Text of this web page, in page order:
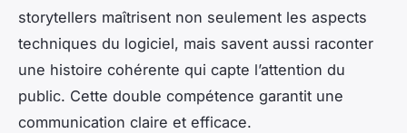
storytellers maîtrisent non seulement les aspects
techniques du logiciel, mais savent aussi raconter
une histoire cohérente qui capte l’attention du
public. Cette double compétence garantit une
communication claire et efficace.